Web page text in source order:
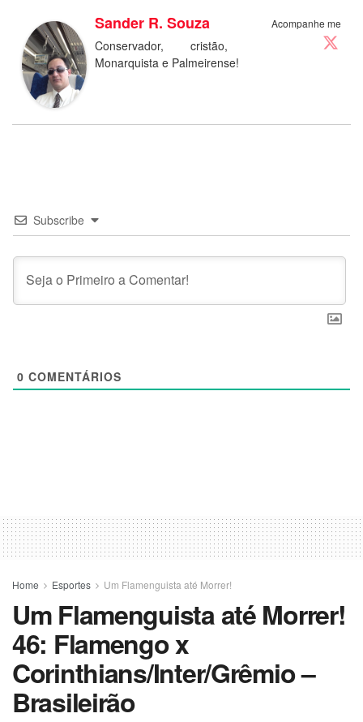
Acompanhe me
Sander R. Souza
Conservador, cristão,
Monarquista e Palmeirense!
Subscribe
0 COMENTÁRIOS
Home Esportes Um Flamenguista até Morrer!
Um Flamenguista até Morrer!
46: Flamengo x
Corinthians/Inter/Grêmio –
Brasileirão